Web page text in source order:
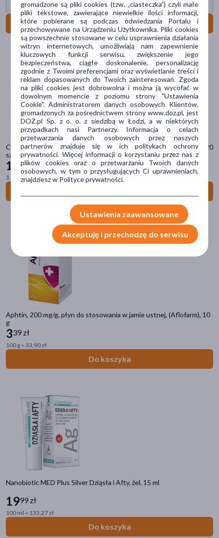
Żel za 1 gr
Do koszyka
Chlorchinaldin, 2 mg, tabletki do ssania o smaku czarnej porzeczki, 20
szt.
15 99 zł
1 szt. = 0,80 zł
Aphtin, 200 mg/g, płyn do stosowania w jamie ustnej, (Aflofarm), 10
g
339 zł
100 g = 33,90 zł
Do koszyka
Nanobiotic MED Plus Silver Dziąsła i Afty, żel, 15 ml
1999 zł
100 ml = 133,27 zł
Do koszyka
Odbiór w aptece
Cena
zł – zł
Marka
Aftargent (1)
Anaftin (1)
Apiżel(1)
Chlorchinaldin(4)
pokaż więcej
dla dorosłych(36)
dla młodzieży
dla seniorów (22)
pokaż więcej
(12)
aerozol (2)
pastylki(2)
tabletka(2)
pokaż więcej
Linia produktowa
SeptOral Ortho
gromadzone są pliki cookies (tzw. „ciasteczka”) czyli małe
pliki tekstowe, zawierające niewielkie ilości informacji,
które pobierane są podczas odwiedzania Portalu i
przechowywane na Urządzeniu Użytkownika. Pliki cookies
są powszechnie stosowane w celu usprawnienia działania
witryn internetowych, umożliwiają nam zapewnienie
kluczowych funkcji serwisu, zwiększenie jego
bezpieczeństwa, ciągłe doskonalenie, personalizację
zgodnie z Twoimi preferencjami oraz wyświetlanie treści i
reklam dopasowanych do Twoich zainteresowań. Zgoda
na pliki cookies jest dobrowolna i można ją wycofać w
dowolnym momencie z poziomu strony "Ustawienia
Cookie". Administratorem danych osobowych Klientów,
gromadzonych za pośrednictwem strony www.doz.pl, jest
DOZ.pl Sp. z o. o. z siedzibą w Łodzi, a w niektórych
przypadkach nasi Partnerzy. Informacja o celach
przetwarzania danych osobowych przez naszych
partnerów znajduje się w ich politykach ochrony
prywatności. Więcej informacji o korzystaniu przez nas z
plików cookies oraz o przetwarzaniu Twoich danych
osobowych, w tym o przysługujących Ci uprawnieniach,
znajdziesz w Polityce prywatności.
Ustawienia zaawansowane
Akceptuję i przechodzę do serwisu